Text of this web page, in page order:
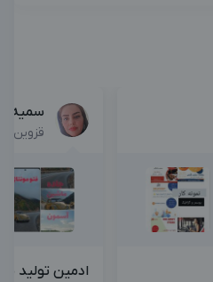
سمیه
قزوین ,
ادمین تولید